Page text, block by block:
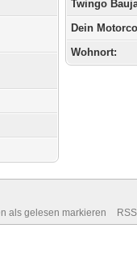
Twingo
Dein
Wohnort:
als gelesen markieren